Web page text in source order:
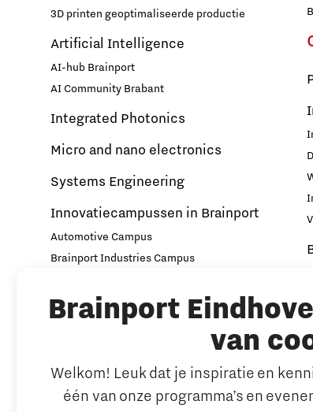
Brainport
van
Welkom! Leuk dat je inspiratie en
één van onze programma’s en
3D printen geoptimaliseerde productie
Artificial Intelligence
AI-hub Brainport
AI Community Brabant
Integrated Photonics
Micro and nano electronics
Systems Engineering
Innovatiecampussen in Brainport
Automotive Campus
Brainport Industries Campus
Strijp District
TU/e Campus
Arbeidsmarkt